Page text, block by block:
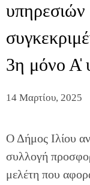
υπηρεσιών
3η μόνο Α̍
14 Μαρτίου, 2025
Ο Δήμος Ιλίου
συλλογή
μελέτη που